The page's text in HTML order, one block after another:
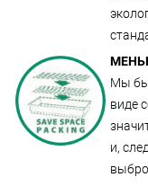
Мы
виде
и,